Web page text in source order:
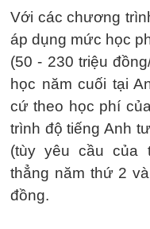
Với các chương
áp dụng mức học
(50 - 230 triệu
học năm cuối tại
cứ theo học phí
trình độ tiếng Anh
(tùy yêu cầu của
thẳng năm thứ 2
đồng.